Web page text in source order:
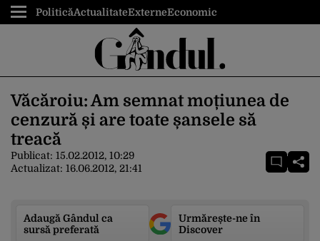
PoliticăActualitateExterneEconomic
Văcăroiu: Am semnat moțiunea de
cenzură și are toate șansele să
treacă
Publicat: 15.02.2012, 10:29
Actualizat: 16.06.2012, 21:41
Adaugă Gândul ca
sursă preferată
Urmărește-ne în
Discover